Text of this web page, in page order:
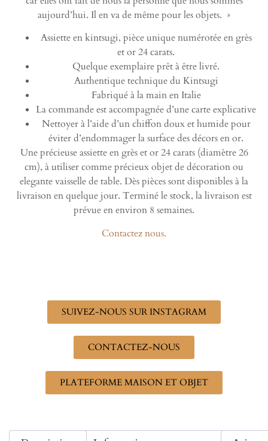
aujourd’hui. Il en va de même pour les objets. »
Assiette en kintsugi, pièce unique numérotée en grès
et or 24 carats.
Quelque exemplaire prêt à être livré.
Authentique technique du Kintsugi
Fabriqué à la main en Italie
La commande est accompagnée d’une carte explicative
Nettoyer à l’aide d’un chiffon doux et humide pour
éviter d’endommager la surface des décors en or.
Une précieuse assiette en grès et or 24 carats (diamètre 26
cm), à utiliser comme précieux objet de décoration ou
elegante vaisselle de table. Dès pièces sont disponibles à la
livraison en quelque jour. Terminé le stock, la livraison est
prévue en environ 8 semaines.
Contactez nous.
SUIVEZ-NOUS SUR INSTAGRAM
CONTACTEZ-NOUS
PLATEFORME MAISON ET OBJET